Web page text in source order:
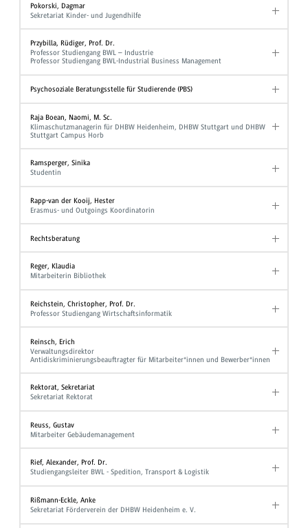
Pokorski, Dagmar
Sekretariat Kinder- und Jugendhilfe
Przybilla, Rüdiger, Prof. Dr.
Professor Studiengang BWL – Industrie
Professor Studiengang BWL-Industrial Business Management
Psychosoziale Beratungsstelle für Studierende (PBS)
Raja Boean, Naomi, M. Sc.
Klimaschutzmanagerin für DHBW Heidenheim, DHBW Stuttgart und DHBW
Stuttgart Campus Horb
Ramsperger, Sinika
Studentin
Rapp-van der Kooij, Hester
Erasmus- und Outgoings Koordinatorin
Rechtsberatung
Reger, Klaudia
Mitarbeiterin Bibliothek
Reichstein, Christopher, Prof. Dr.
Professor Studiengang Wirtschaftsinformatik
Reinsch, Erich
Verwaltungsdirektor
Antidiskriminierungsbeauftragter für Mitarbeiter*innen und Bewerber*innen
Rektorat, Sekretariat
Sekretariat Rektorat
Reuss, Gustav
Mitarbeiter Gebäudemanagement
Rief, Alexander, Prof. Dr.
Studiengangsleiter BWL - Spedition, Transport & Logistik
Rißmann-Eckle, Anke
Sekretariat Förderverein der DHBW Heidenheim e. V.